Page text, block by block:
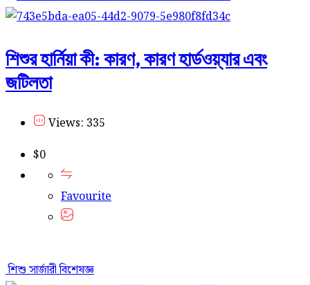
শিশুর হার্নিয়া কী: কারণ, কারণ হার্ডওয়্যার এবং
জটিলতা
Views: 335
$0
Favourite
শিশু সার্জারী বিশেষজ্ঞ